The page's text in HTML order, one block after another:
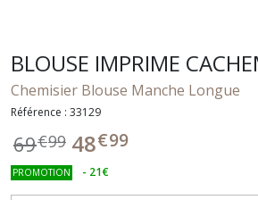
BLOUSE IMPRIME
Chemisier Blouse Manche Longue
Référence : 33129
69€99 48€99
PROMOTION - 21€